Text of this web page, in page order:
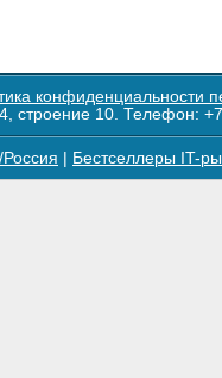
конфиденциальности
строение 10. Телефон:
Россия Бестселлеры IT-